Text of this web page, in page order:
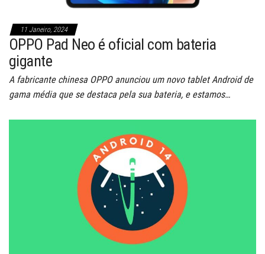
11 Janeiro, 2024
OPPO Pad Neo é oficial com bateria
gigante
A fabricante chinesa OPPO anunciou um novo tablet Android de
gama média que se destaca pela sua bateria, e estamos…